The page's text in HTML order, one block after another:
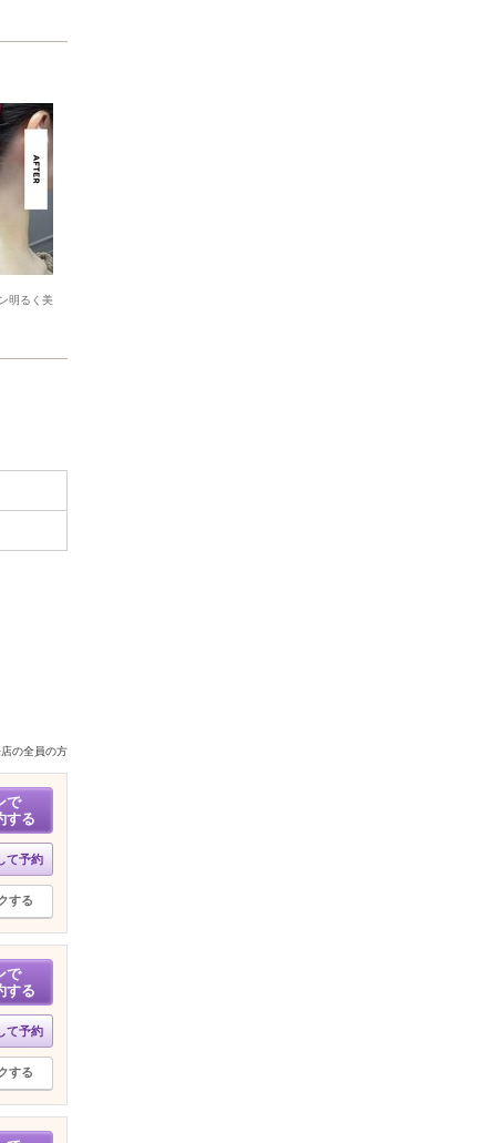
明るく美
の全員の方
で
する
て予約
する
で
する
て予約
する